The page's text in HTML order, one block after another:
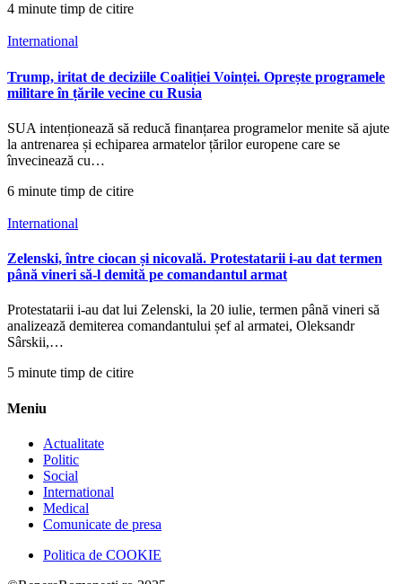
4 minute timp de citire
International
Trump, iritat de deciziile Coaliției Voinței. Oprește programele
militare în țările vecine cu Rusia
SUA intenționează să reducă finanțarea programelor menite să ajute
la antrenarea și echiparea armatelor țărilor europene care se
învecinează cu…
6 minute timp de citire
International
Zelenski, între ciocan și nicovală. Protestatarii i-au dat termen
până vineri să-l demită pe comandantul armat
Protestatarii i-au dat lui Zelenski, la 20 iulie, termen până vineri să
analizează demiterea comandantului șef al armatei, Oleksandr
Sârskii,…
5 minute timp de citire
Meniu
Actualitate
Politic
Social
International
Medical
Comunicate de presa
Politica de COOKIE